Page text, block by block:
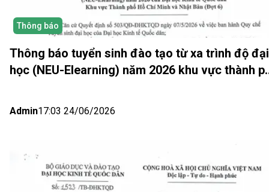
Thông báo
Thông báo tuyển sinh đào tạo từ xa trình độ đại
học (NEU-Elearning) năm 2026 khu vực thành
Admin17:03 24/06/2026